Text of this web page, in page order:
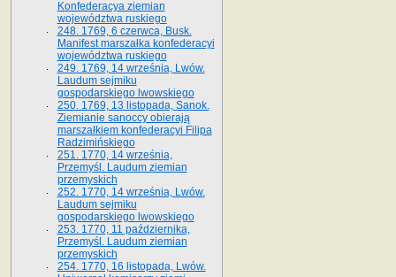
Konfederacya ziemian
województwa ruskiego
248. 1769, 6 czerwca, Busk.
Manifest marszałka konfederacyi
województwa ruskiego
249. 1769, 14 września, Lwów.
Laudum sejmiku
gospodarskiego lwowskiego
250. 1769, 13 listopada, Sanok.
Ziemianie sanoccy obierają
marszałkiem konfederacyi Filipa
Radzimińskiego
251. 1770, 14 września,
Przemyśl. Laudum ziemian
przemyskich
252. 1770, 14 września, Lwów.
Laudum sejmiku
gospodarskiego lwowskiego
253. 1770, 11 października,
Przemyśl. Laudum ziemian
przemyskich
254. 1770, 16 listopada, Lwów.